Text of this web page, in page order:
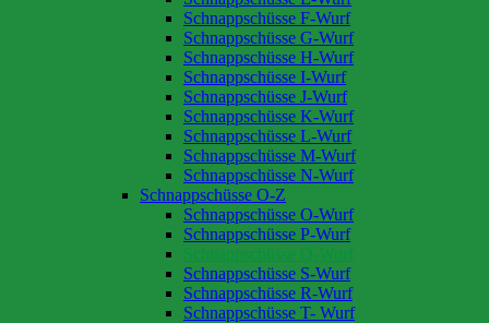
Schnappschüsse F-Wurf
Schnappschüsse G-Wurf
Schnappschüsse H-Wurf
Schnappschüsse I-Wurf
Schnappschüsse J-Wurf
Schnappschüsse K-Wurf
Schnappschüsse L-Wurf
Schnappschüsse M-Wurf
Schnappschüsse N-Wurf
Schnappschüsse O-Z
Schnappschüsse O-Wurf
Schnappschüsse P-Wurf
Schnappschüsse Q-Wurf
Schnappschüsse S-Wurf
Schnappschüsse R-Wurf
Schnappschüsse T- Wurf